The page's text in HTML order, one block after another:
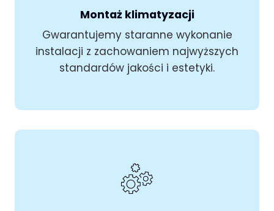
Montaż klimatyzacji
Gwarantujemy staranne wykonanie
instalacji z zachowaniem najwyższych
standardów jakości i estetyki.